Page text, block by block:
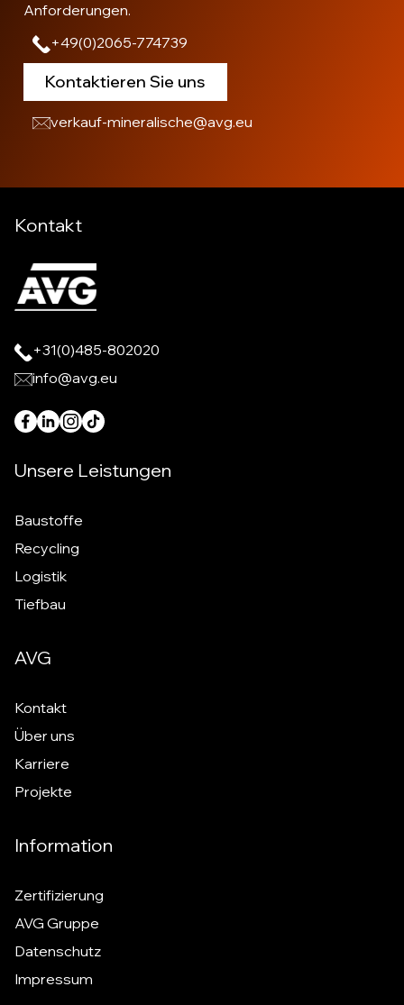
Anforderungen.
+49(0)2065-774739
Kontaktieren Sie uns
verkauf-mineralische@avg.eu
Kontakt
+31(0)485-802020
info@avg.eu
Unsere Leistungen
Baustoffe
Recycling
Logistik
Tiefbau
AVG
Kontakt
Über uns
Karriere
Projekte
Information
Zertifizierung
AVG Gruppe
Datenschutz
Impressum